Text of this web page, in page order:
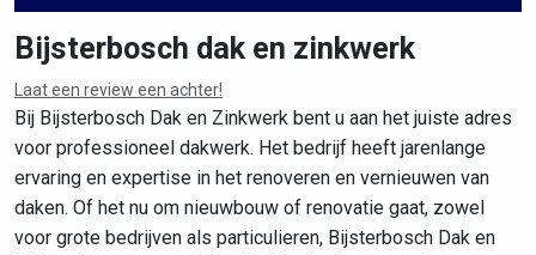
Leaflet|© OpenStreetMapcontributors
Bijsterbosch dak en zinkwerk
Laat een review een achter!
Bij Bijsterbosch Dak en Zinkwerk bent u aan het juiste adres
voor professioneel dakwerk. Het bedrijf heeft jarenlange
ervaring en expertise in het renoveren en vernieuwen van
daken. Of het nu om nieuwbouw of renovatie gaat, zowel
voor grote bedrijven als particulieren, Bijsterbosch Dak en